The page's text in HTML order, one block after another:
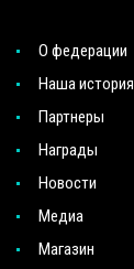
О федерации
Наша история
Партнеры
Награды
Новости
Медиа
Магазин